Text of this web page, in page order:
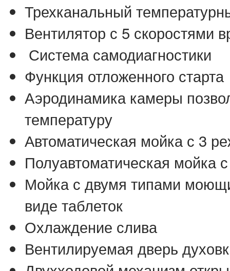
Трехканальный
Вентилятор с 5 скоростями
Система самодиагностики
Функция отложенного старта
Аэродинамика камеры
температуру
Автоматическая мойка с 3
Полуавтоматическая
Мойка с двумя типами
виде таблеток
Охлаждение слива
Вентилируемая дверь